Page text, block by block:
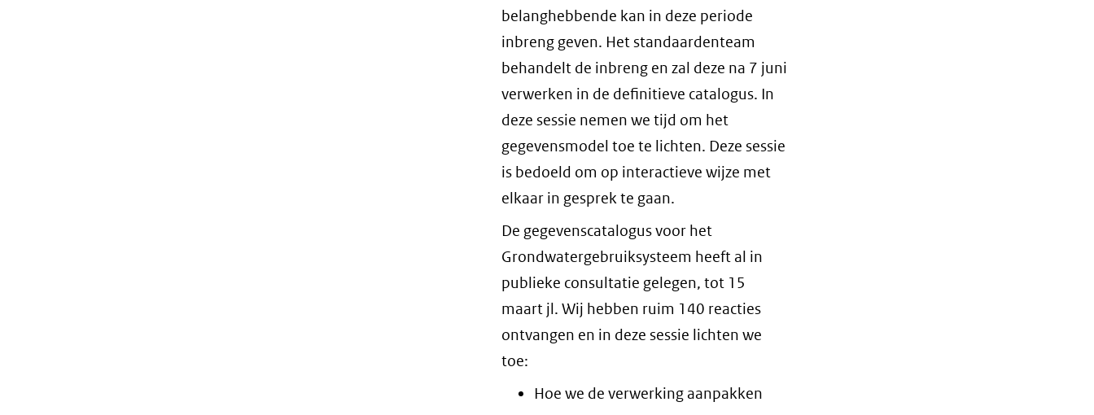
belanghebbende kan in deze periode
inbreng geven. Het standaardenteam
behandelt de inbreng en zal deze na 7 juni
verwerken in de definitieve catalogus. In
deze sessie nemen we tijd om het
gegevensmodel toe te lichten. Deze sessie
is bedoeld om op interactieve wijze met
elkaar in gesprek te gaan.
De gegevenscatalogus voor het
Grondwatergebruiksysteem heeft al in
publieke consultatie gelegen, tot 15
maart jl. Wij hebben ruim 140 reacties
ontvangen en in deze sessie lichten we
toe:
Hoe we de verwerking aanpakken